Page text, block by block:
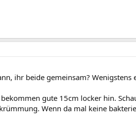
ihr beide gemeinsam? Wenigstens
gute 15cm locker hin.
Wenn da mal keine